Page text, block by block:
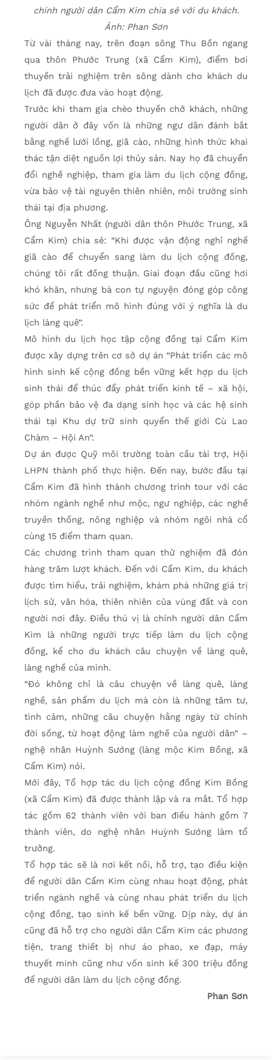
chính người dân Cẩm Kim chia sẻ với du khách.
Ảnh: Phan Sơn
Từ vài tháng nay, trên đoạn sông Thu Bồn ngang
qua thôn Phước Trung (xã Cẩm Kim), điểm bơi
thuyền trải nghiệm trên sông dành cho khách du
lịch đã được đưa vào hoạt động.
Trước khi tham gia chèo thuyền chở khách, những
người dân ở đây vốn là những ngư dân đánh bắt
bằng nghề lưới lồng, giã cào, những hình thức khai
thác tận diệt nguồn lợi thủy sản. Nay họ đã chuyển
đổi nghề nghiệp, tham gia làm du lịch cộng đồng,
vừa bảo vệ tài nguyên thiên nhiên, môi trường sinh
thái tại địa phương.
Ông Nguyễn Nhất (người dân thôn Phước Trung, xã
Cẩm Kim) chia sẻ: “Khi được vận động nghỉ nghề
giã cào để chuyển sang làm du lịch cộng đồng,
chúng tôi rất đồng thuận. Giai đoạn đầu cũng hơi
khó khăn, nhưng bà con tự nguyện đóng góp công
sức để phát triển mô hình đúng với ý nghĩa là du
lịch làng quê”.
Mô hình du lịch học tập cộng đồng tại Cẩm Kim
được xây dựng trên cơ sở dự án “Phát triển các mô
hình sinh kế cộng đồng bền vững kết hợp du lịch
sinh thái để thúc đẩy phát triển kinh tế – xã hội,
góp phần bảo vệ đa dạng sinh học và các hệ sinh
thái tại Khu dự trữ sinh quyển thế giới Cù Lao
Chàm – Hội An”.
Dự án được Quỹ môi trường toàn cầu tài trợ, Hội
LHPN thành phố thực hiện. Đến nay, bước đầu tại
Cẩm Kim đã hình thành chương trình tour với các
nhóm ngành nghề như mộc, ngư nghiệp, các nghề
truyền thống, nông nghiệp và nhóm ngôi nhà cổ
cùng 15 điểm tham quan.
Các chương trình tham quan thử nghiệm đã đón
hàng trăm lượt khách. Đến với Cẩm Kim, du khách
được tìm hiểu, trải nghiệm, khám phá những giá trị
lịch sử, văn hóa, thiên nhiên của vùng đất và con
người nơi đây. Điều thú vị là chính người dân Cẩm
Kim là những người trực tiếp làm du lịch cộng
đồng, kể cho du khách câu chuyện về làng quê,
làng nghề của mình.
“Đó không chỉ là câu chuyện về làng quê, làng
nghề, sản phẩm du lịch mà còn là những tâm tư,
tình cảm, những câu chuyện hằng ngày từ chính
đời sống, từ hoạt động làm nghề của người dân” –
nghệ nhân Huỳnh Sướng (làng mộc Kim Bồng, xã
Cẩm Kim) nói.
Mới đây, Tổ hợp tác du lịch cộng đồng Kim Bồng
(xã Cẩm Kim) đã được thành lập và ra mắt. Tổ hợp
tác gồm 62 thành viên với ban điều hành gồm 7
thành viên, do nghệ nhân Huỳnh Sướng làm tổ
trưởng.
Tổ hợp tác sẽ là nơi kết nối, hỗ trợ, tạo điều kiện
để người dân Cẩm Kim cùng nhau hoạt động, phát
triển ngành nghề và cùng nhau phát triển du lịch
cộng đồng, tạo sinh kế bền vững. Dịp này, dự án
cũng đã hỗ trợ cho người dân Cẩm Kim các phương
tiện, trang thiết bị như áo phao, xe đạp, máy
thuyết minh cũng như vốn sinh kế 300 triệu đồng
để người dân làm du lịch cộng đồng.
Phan Sơn